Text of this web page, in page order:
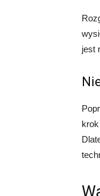
jest